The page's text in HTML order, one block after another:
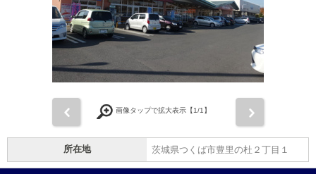
画像タップで拡大表示【1/1】
所在地 茨城県つくば市豊里の杜２丁目１